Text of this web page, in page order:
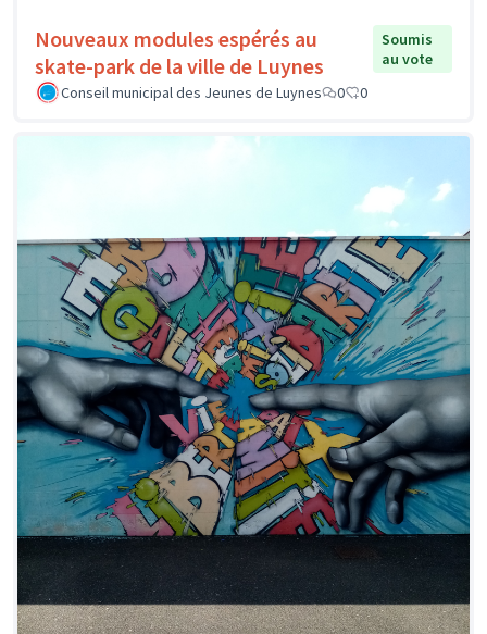
Nouveaux modules espérés au
skate-park de la ville de Luynes
Soumis
au vote
Conseil municipal des Jeunes de Luynes
0 0